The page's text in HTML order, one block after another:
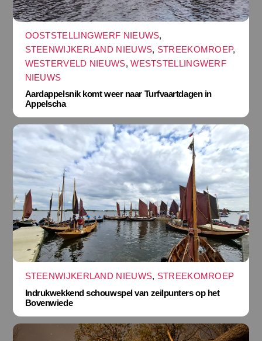
OOSTSTELLINGWERF NIEUWS,
STEENWIJKERLAND NIEUWS, STREEKOMROEP,
WESTERVELD NIEUWS,WESTSTELLINGWERF
NIEUWS
Aardappelsnik komt weer naar Turfvaartdagen in
Appelscha
STEENWIJKERLAND NIEUWS, STREEKOMROEP
Indrukwekkend schouwspel van zeilpunters op het
Bovenwiede